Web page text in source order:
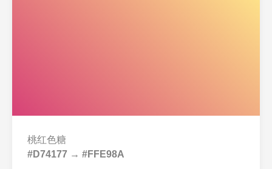
桃红色糖
#D74177 → #FFE98A